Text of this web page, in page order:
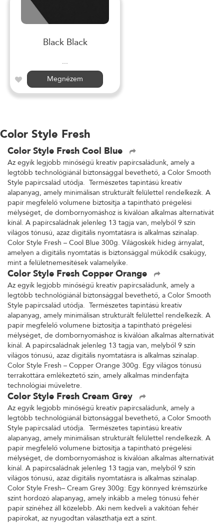
Black Black
...
Megnézem
Color Style Fresh
Color Style Fresh Cool Blue
Az egyik legjobb minőségű kreatív papírcsaládunk, amely a
legtöbb technológiánál biztonsággal bevethető, a Color Smooth
Style papírcsalád utódja. Természetes tapintású kreatív
alapanyag, amely minimálisan strukturált felülettel rendelkezik. A
papír megfelelő volumene biztosítja a tapintható prégelési
mélységet, de dombornyomáshoz is kiválóan alkalmas alternatívát
kínál. A papírcsaládnak jelenleg 13 tagja van, melyből 9 szín
világos tónusú, azaz digitális nyomtatásra is alkalmas színalap.
Color Style Fresh – Cool Blue 300g. Világoskék hideg árnyalat,
amelyen a digitális nyomtatás is biztonsággal működik csakúgy,
mint a felületnemesítések valamelyike.
Color Style Fresh Copper Orange
Az egyik legjobb minőségű kreatív papírcsaládunk, amely a
legtöbb technológiánál biztonsággal bevethető, a Color Smooth
Style papírcsalád utódja. Természetes tapintású kreatív
alapanyag, amely minimálisan strukturált felülettel rendelkezik. A
papír megfelelő volumene biztosítja a tapintható prégelési
mélységet, de dombornyomáshoz is kiválóan alkalmas alternatívát
kínál. A papírcsaládnak jelenleg 13 tagja van, melyből 9 szín
világos tónusú, azaz digitális nyomtatásra is alkalmas színalap.
Color Style Fresh – Copper Orange 300g. Egy világos tónusú
terrakottára emlékeztető szín, amely alkalmas mindenfajta
technológiai műveletre.
Color Style Fresh Cream Grey
Az egyik legjobb minőségű kreatív papírcsaládunk, amely a
legtöbb technológiánál biztonsággal bevethető, a Color Smooth
Style papírcsalád utódja. Természetes tapintású kreatív
alapanyag, amely minimálisan strukturált felülettel rendelkezik. A
papír megfelelő volumene biztosítja a tapintható prégelési
mélységet, de dombornyomáshoz is kiválóan alkalmas alternatívát
kínál. A papírcsaládnak jelenleg 13 tagja van, melyből 9 szín
világos tónusú, azaz digitális nyomtatásra is alkalmas színalap.
Color Style Fresh– Cream Grey 300g: Egy könnyed krémszürke
színt hordozó alapanyag, amely inkább a meleg tónusú fehér
papír színéhez áll közelebb. Aki nem kedveli a vakítóan fehér
papírokat, az nyugodtan választhatja ezt a színt.